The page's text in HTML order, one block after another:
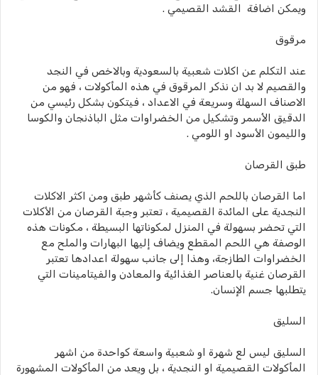
ويمكن اضافة القشد القصيمي .
مرقوق
عند التكلم عن اكلات شعبية بالسعودية وبالاخص في النجد
والقصيم لا بد ان نذكر المرقوق في هذه المأكولات ، فهو من
الاصناف السهلة وسريعة في الاعداد ، فيتكون بشكل رئيسي من
الدقيق الأسمر وتشكيل من الخضراوات مثل الباذنجان والكوسا
والليمون الأسود او اللومي .
طبق القرصان
اما القرصان باللحم الذي يصنف كأشهر طبق ومن اكثر الاكلات
النجدية على المائدة القصيمية ، تعتبر وجبة القرصان من الأكلات
التي تحضر بسهولة في المنزل لمكوناتها البسيطة ، مكونات هذه
الوصفة هي اللحم المقطع ويضاف إليها البهارات والملح مع
الخضراوات الطازجة، وهذا إلى جانب سهولة اعدادها تعتبر
القرصان غنية بالعناصر الغذائية والمعادن والفيتامينات التي
يتطلبها جسم الإنسان.
السليق
السليق ليس لع شهرة او شعبية واسعة كواحدة من اشهر
المأكولات القصيمية او النجدية ، بل ويعد من المأكولات المشهورة